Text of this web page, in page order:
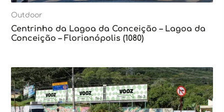
Outdoor
Centrinho da Lagoa da Conceição – Lagoa da
Conceição – Florianópolis (1080)